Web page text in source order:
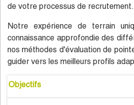
de votre processus de recrutement.
Notre expérience de terrain
connaissance approfondie des
nos méthodes d'évaluation de
guider vers les meilleurs profils
Objectifs